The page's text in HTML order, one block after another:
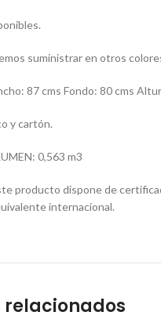
suministrar en otros
87 cms Fondo: 80 cms
y cartón.
0,563 m3
producto dispone de
internacional.
relacionados